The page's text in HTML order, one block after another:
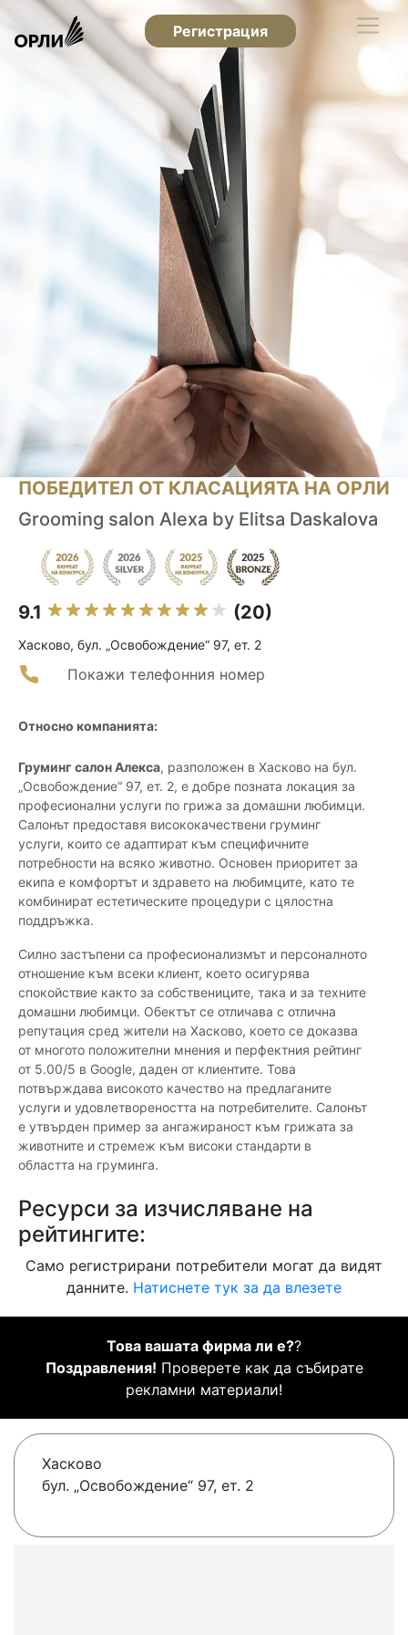
Регистрация
ПОБЕДИТЕЛ ОТ КЛАСАЦИЯТА НА ОРЛИ
Grooming salon Alexa by Elitsa Daskalova
9.1 (20)
Хасково, бул. „Освобождение“ 97, ет. 2
Покажи телефонния номер
Относно компанията:
Груминг салон Алекса, разположен в Хасково на бул.
„Освобождение“ 97, ет. 2, е добре позната локация за
професионални услуги по грижа за домашни любимци.
Салонът предоставя висококачествени груминг
услуги, които се адаптират към специфичните
потребности на всяко животно. Основен приоритет за
екипа е комфортът и здравето на любимците, като те
комбинират естетическите процедури с цялостна
поддръжка.
Силно застъпени са професионализмът и персоналното
отношение към всеки клиент, което осигурява
спокойствие както за собствениците, така и за техните
домашни любимци. Обектът се отличава с отлична
репутация сред жители на Хасково, което се доказва
от многото положителни мнения и перфектния рейтинг
от 5.00/5 в Google, даден от клиентите. Това
потвърждава високото качество на предлаганите
услуги и удовлетвореността на потребителите. Салонът
е утвърден пример за ангажираност към грижата за
животните и стремеж към високи стандарти в
областта на груминга.
Ресурси за изчисляване на
рейтингите:
Само регистрирани потребители могат да видят
данните. Натиснете тук за да влезете
Това вашата фирма ли е??
Поздравления! Проверете как да събирате
рекламни материали!
Хасково
бул. „Освобождение“ 97, ет. 2